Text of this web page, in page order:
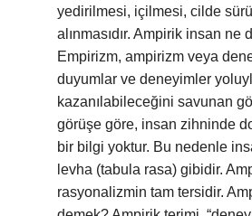
yedirilmesi, içilmesi, cilde
alınmasıdır. Ampirik insan ne
Empirizm, ampirizm veya
duyumlar ve deneyimler
kazanılabileceğini savunan
görüşe göre, insan zihninde
bir bilgi yoktur. Bu nedenle
levha (tabula rasa) gibidir.
rasyonalizmin tam tersidir.